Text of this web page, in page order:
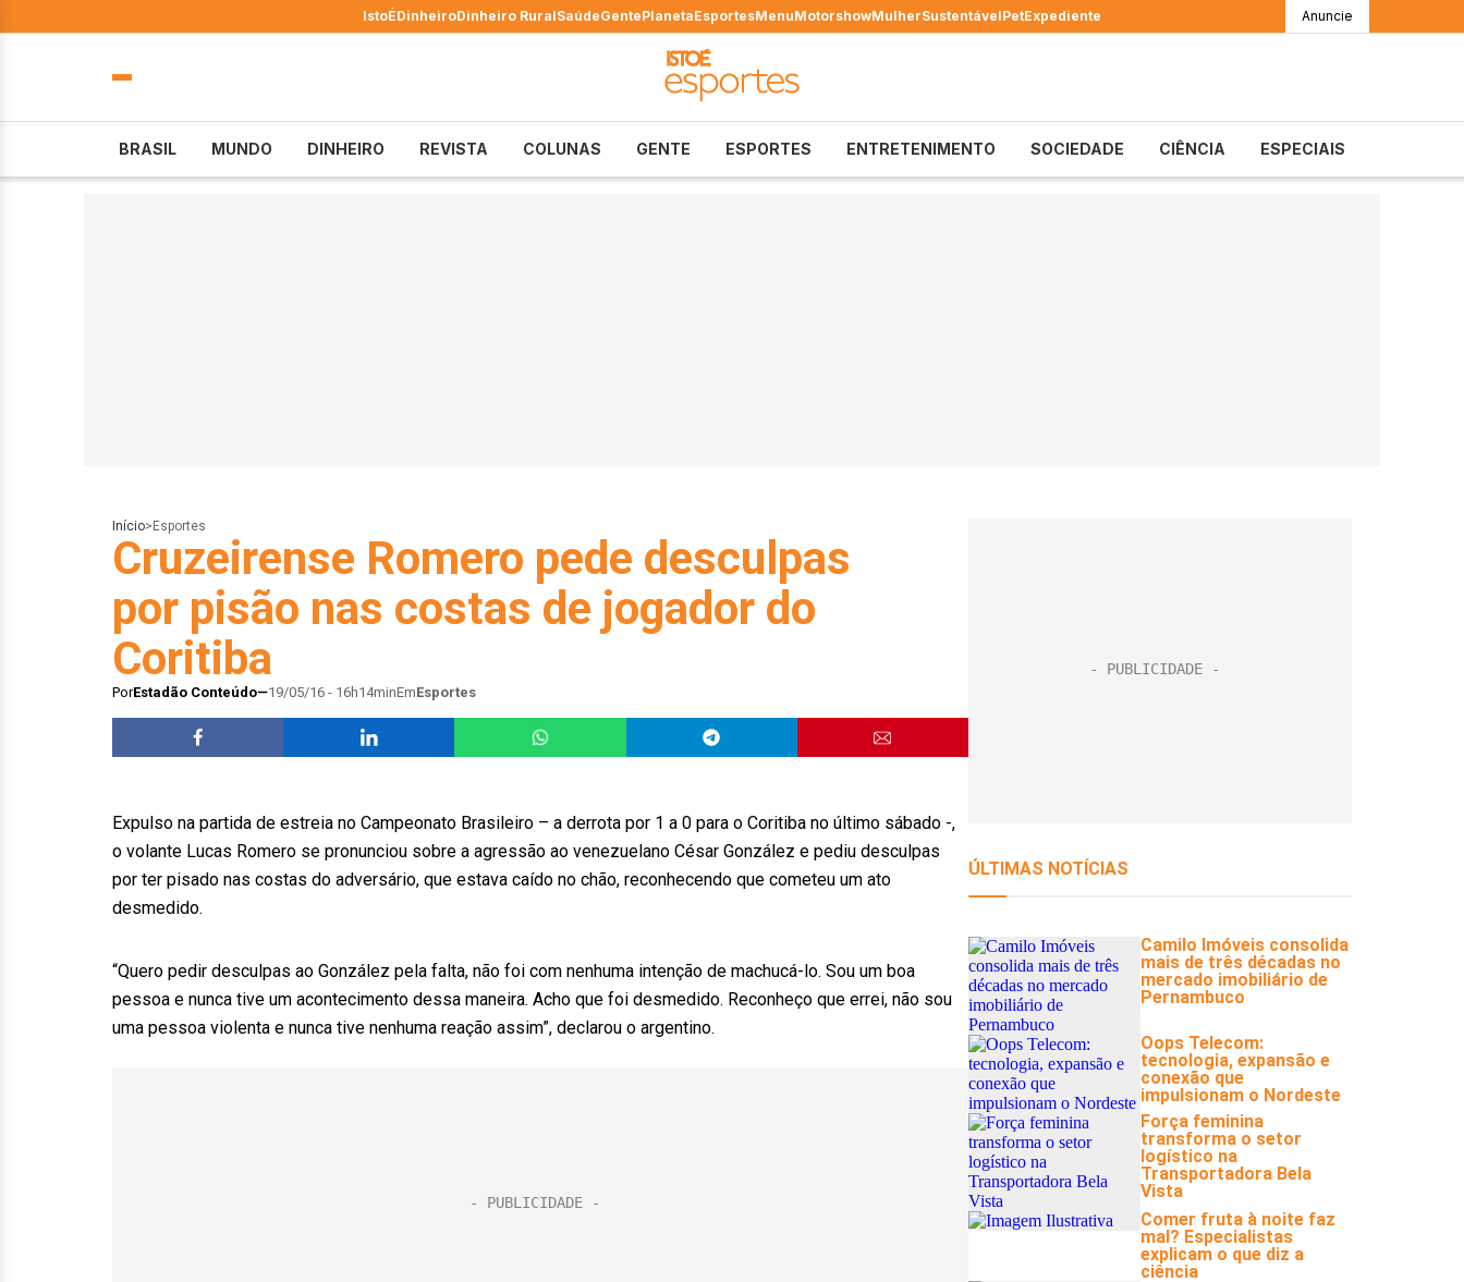
IstoÉDinheiroDinheiro RuralSaúdeGentePlanetaEsportesMenuMotorshowMulherSustentávelPetExpediente Anuncie
BRASIL MUNDO DINHEIRO REVISTA COLUNAS GENTE ESPORTES ENTRETENIMENTO SOCIEDADE CIÊNCIA ESPECIAIS
Início> Esportes
Cruzeirense Romero pede desculpas
por pisão nas costas de jogador do
Coritiba
PorEstadão Conteúdo 19/05/16 - 16h14minEmEsportes
Expulso na partida de estreia no Campeonato Brasileiro – a derrota por 1 a 0 para o Coritiba no último sábado -,
o volante Lucas Romero se pronunciou sobre a agressão ao venezuelano César González e pediu desculpas
por ter pisado nas costas do adversário, que estava caído no chão, reconhecendo que cometeu um ato
desmedido.
“Quero pedir desculpas ao González pela falta, não foi com nenhuma intenção de machucá-lo. Sou um boa
pessoa e nunca tive um acontecimento dessa maneira. Acho que foi desmedido. Reconheço que errei, não sou
uma pessoa violenta e nunca tive nenhuma reação assim”, declarou o argentino.